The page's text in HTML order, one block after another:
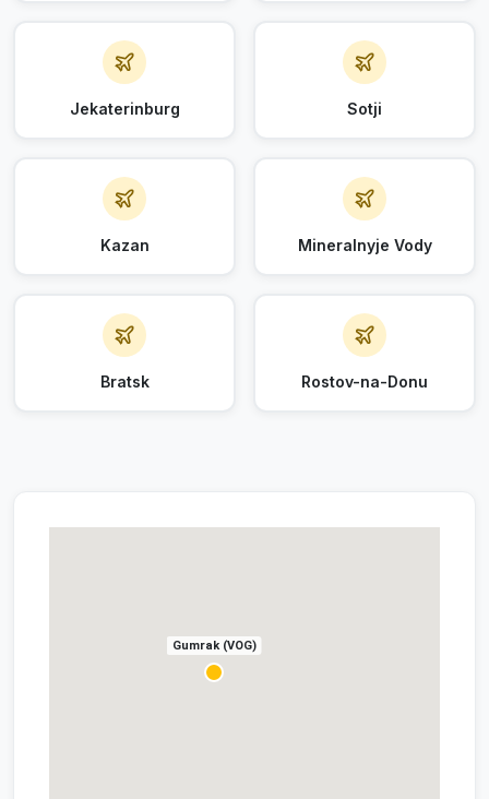
Jekaterinburg Sotji
Kazan Mineralnyje Vody
Bratsk Rostov-na-Donu
Gumrak (VOG)